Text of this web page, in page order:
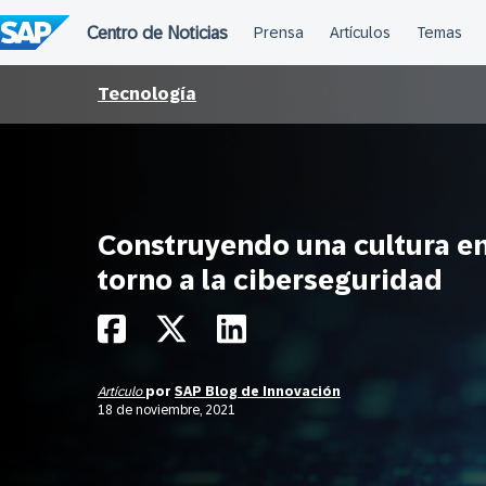
al
contenido
Tecnología
Construyendo una cultura
torno a la ciberseguridad
Artículo por SAP Blog de Innovación
18 de noviembre, 2021